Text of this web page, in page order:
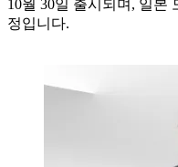
10월 30일 출시되며, 일본
정입니다.